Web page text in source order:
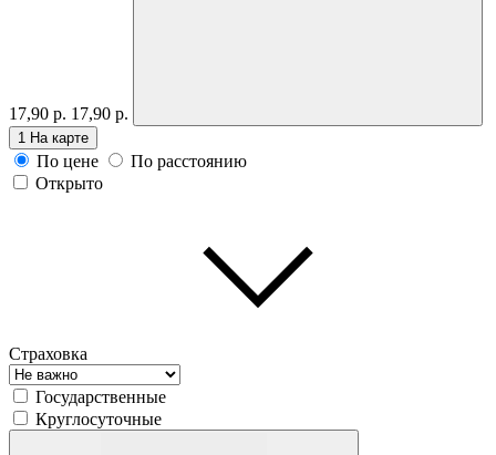
17,90 р. 17,90 р.
1 На карте
По цене
По расстоянию
Открыто
Страховка
Государственные
Круглосуточные